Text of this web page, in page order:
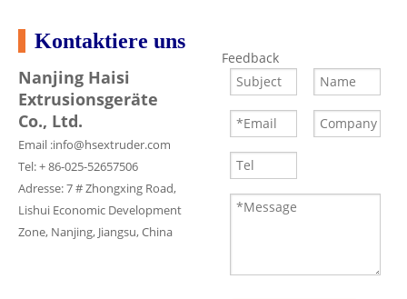
Kontaktiere uns
Nanjing Haisi
Extrusionsgeräte
Co., Ltd.
Email :info@hsextruder.com
Tel: + 86-025-52657506
Adresse: 7 # Zhongxing Road,
Lishui Economic Development
Zone, Nanjing, Jiangsu, China
Feedback